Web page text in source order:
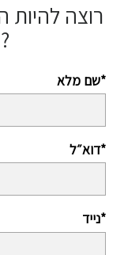
רוצה
הייחודיים שלנו?
שם מלא*
דוא״ל*
נייד*